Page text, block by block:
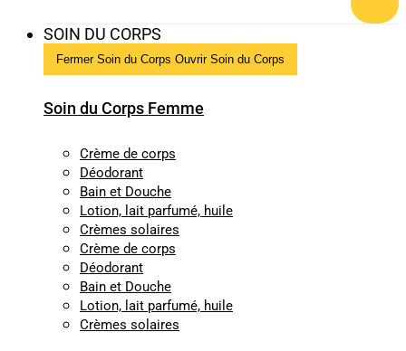
SOIN DU CORPS
Fermer Soin du Corps Ouvrir Soin du Corps
Soin du Corps Femme
Crème de corps
Déodorant
Bain et Douche
Lotion, lait parfumé, huile
Crèmes solaires
Crème de corps
Déodorant
Bain et Douche
Lotion, lait parfumé, huile
Crèmes solaires